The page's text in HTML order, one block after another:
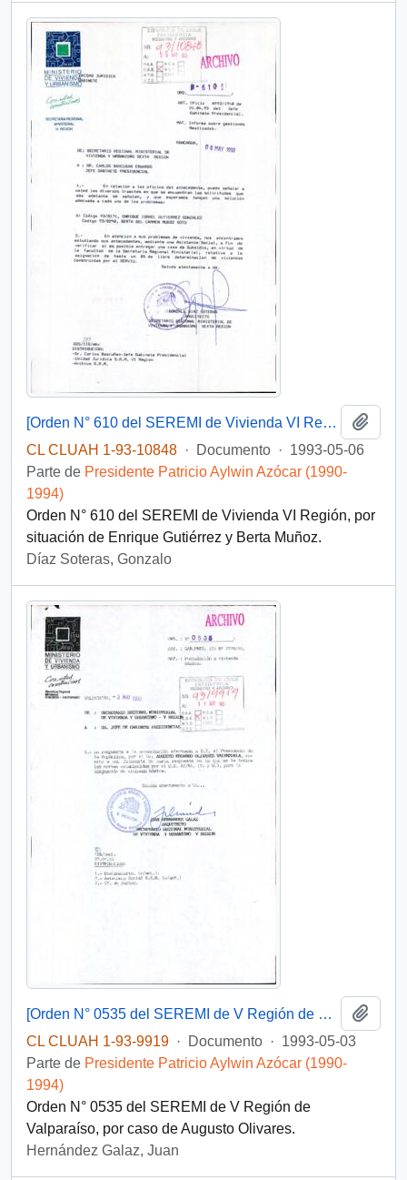
[Orden N° 610 del SEREMI de Vivienda VI Región]
CL CLUAH 1-93-10848 · Documento · 1993-05-06
Parte de Presidente Patricio Aylwin Azócar (1990-
1994)
Orden N° 610 del SEREMI de Vivienda VI Región, por
situación de Enrique Gutiérrez y Berta Muñoz.
Díaz Soteras, Gonzalo
[Orden N° 0535 del SEREMI de V Región de Valparaíso]
CL CLUAH 1-93-9919 · Documento · 1993-05-03
Parte de Presidente Patricio Aylwin Azócar (1990-
1994)
Orden N° 0535 del SEREMI de V Región de
Valparaíso, por caso de Augusto Olivares.
Hernández Galaz, Juan